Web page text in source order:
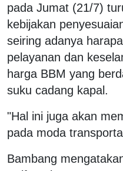
pada Jumat (21/7)
kebijakan
seiring adanya
pelayanan dan
harga BBM yang
suku cadang kapal.
"Hal ini juga akan
pada moda
Bambang